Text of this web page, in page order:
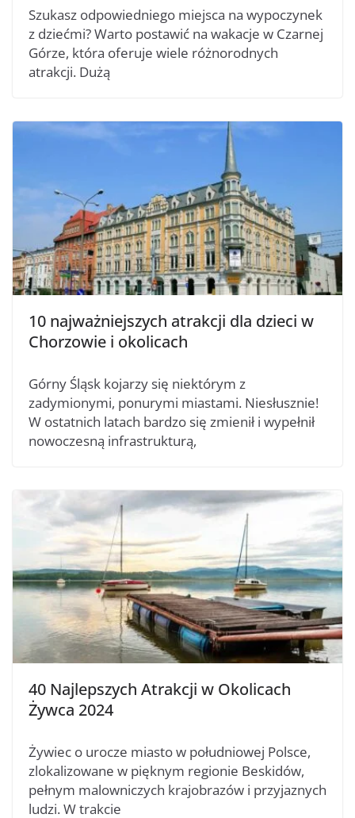
Szukasz odpowiedniego miejsca na wypoczynek
z dziećmi? Warto postawić na wakacje w Czarnej
Górze, która oferuje wiele różnorodnych
atrakcji. Dużą
10 najważniejszych atrakcji dla dzieci w
Chorzowie i okolicach
Górny Śląsk kojarzy się niektórym z
zadymionymi, ponurymi miastami. Niesłusznie!
W ostatnich latach bardzo się zmienił i wypełnił
nowoczesną infrastrukturą,
40 Najlepszych Atrakcji w Okolicach
Żywca 2024
Żywiec o urocze miasto w południowej Polsce,
zlokalizowane w pięknym regionie Beskidów,
pełnym malowniczych krajobrazów i przyjaznych
ludzi. W trakcie